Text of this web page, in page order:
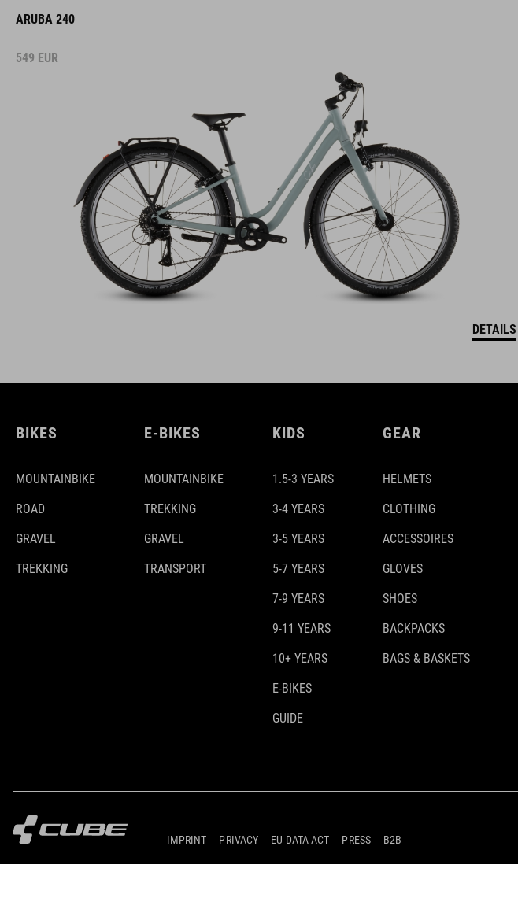
ARUBA 240
549 EUR
DETAILS
BIKES
MOUNTAINBIKE
ROAD
GRAVEL
TREKKING
E-BIKES
MOUNTAINBIKE
TREKKING
GRAVEL
TRANSPORT
KIDS
1.5-3 YEARS
3-4 YEARS
3-5 YEARS
5-7 YEARS
7-9 YEARS
9-11 YEARS
10+ YEARS
E-BIKES
GUIDE
GEAR
HELMETS
CLOTHING
ACCESSOIRES
GLOVES
SHOES
BACKPACKS
BAGS & BASKETS
IMPRINT PRIVACY EU DATA ACT PRESS B2B